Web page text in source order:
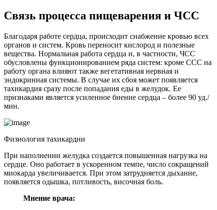
Связь процесса пищеварения и ЧСС
Благодаря работе сердца, происходит снабжение кровью всех
органов и систем. Кровь переносит кислород и полезные
вещества. Нормальная работа сердца и, в частности, ЧСС
обусловлены функционированием ряда систем: кроме ССС на
работу органа влияют также вегетативная нервная и
эндокринная системы. В случае их сбоя может появляется
тахикардия сразу после попадания еды в желудок. Ее
признаками является усиленное биение сердца – более 90 уд./
мин.
Физиология тахикардии
При наполнении желудка создается повышенная нагрузка на
сердце. Оно работает в ускоренном темпе, число сокращений
миокарда увеличивается. При этом затрудняется дыхание,
появляется одышка, потливость, височная боль.
Мнение врача: